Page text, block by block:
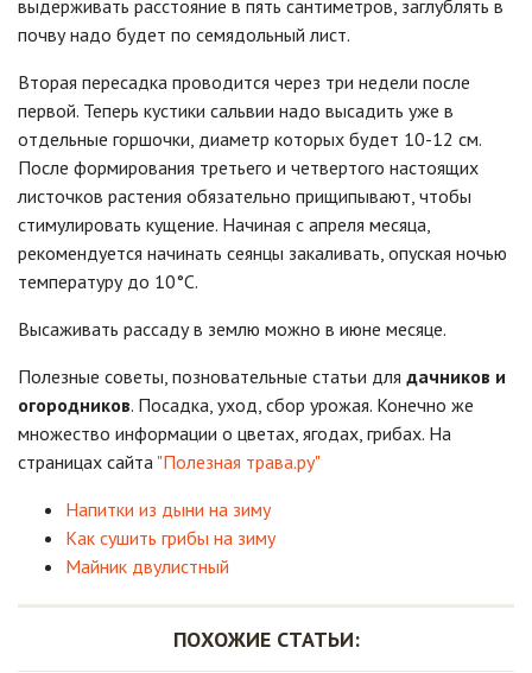
выдерживать расстояние в пять сантиметров, заглублять в
почву надо будет по семядольный лист.
Вторая пересадка проводится через три недели после
первой. Теперь кустики сальвии надо высадить уже в
отдельные горшочки, диаметр которых будет 10-12 см.
После формирования третьего и четвертого настоящих
листочков растения обязательно прищипывают, чтобы
стимулировать кущение. Начиная с апреля месяца,
рекомендуется начинать сеянцы закаливать, опуская ночью
температуру до 10°С.
Высаживать рассаду в землю можно в июне месяце.
Полезные советы, позновательные статьи для дачников и
огородников. Посадка, уход, сбор урожая. Конечно же
множество информации о цветах, ягодах, грибах. На
страницах сайта "Полезная трава.ру"
Напитки из дыни на зиму
Как сушить грибы на зиму
Майник двулистный
ПОХОЖИЕ СТАТЬИ: